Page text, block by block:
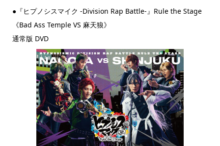
●『ヒプノシスマイク -Division Rap Battle-』Rule the Stage
《Bad Ass Temple VS 麻天狼》
通常版 DVD